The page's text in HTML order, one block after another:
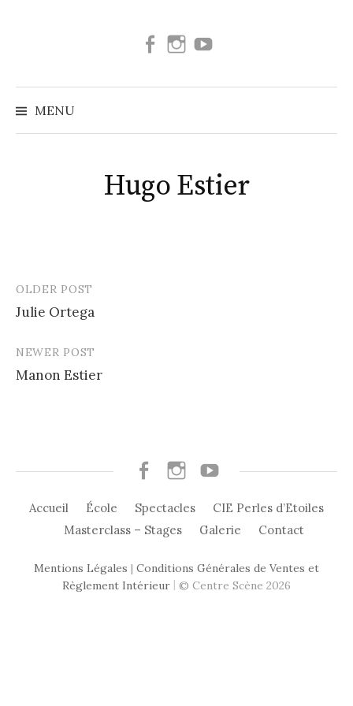
FacebookInstagram
MENU
Hugo Estier
Post
navigation
OLDER POST
Julie Ortega
NEWER POST
Manon Estier
FacebookInstagramYoutube
Accueil École Spectacles
CIE Perles d’Etoiles
Masterclass – Stages
Galerie Contact
Mentions Légales | Conditions Générales de Ventes et
Règlement Intérieur | © Centre Scène 2026